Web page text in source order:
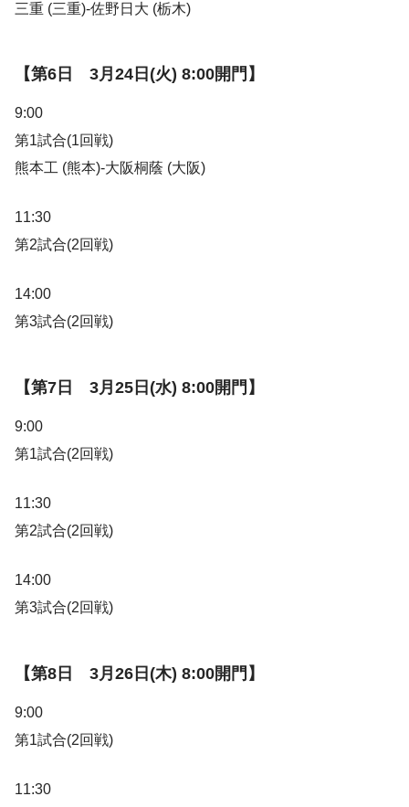
三重 (三重)-佐野日大 (栃木)
【第6日 3月24日(火) 8:00開門】
9:00
第1試合(1回戦)
熊本工 (熊本)-大阪桐蔭 (大阪)
11:30
第2試合(2回戦)
14:00
第3試合(2回戦)
【第7日 3月25日(水) 8:00開門】
9:00
第1試合(2回戦)
11:30
第2試合(2回戦)
14:00
第3試合(2回戦)
【第8日 3月26日(木) 8:00開門】
9:00
第1試合(2回戦)
11:30